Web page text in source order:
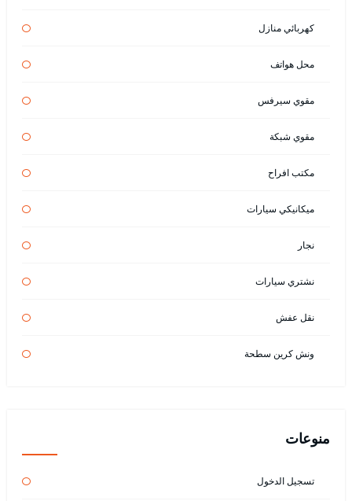
كهربائي منازل
محل هواتف
مقوي سيرفس
مقوي شبكة
مكتب افراح
ميكانيكي سيارات
نجار
نشتري سيارات
نقل عفش
ونش كرين سطحة
منوعات
تسجيل الدخول